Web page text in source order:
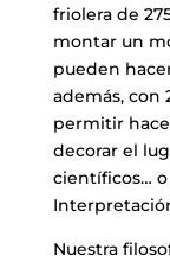
friolera de
montar un
pueden
además, con
permitir
decorar el
científicos… o
Nuestra